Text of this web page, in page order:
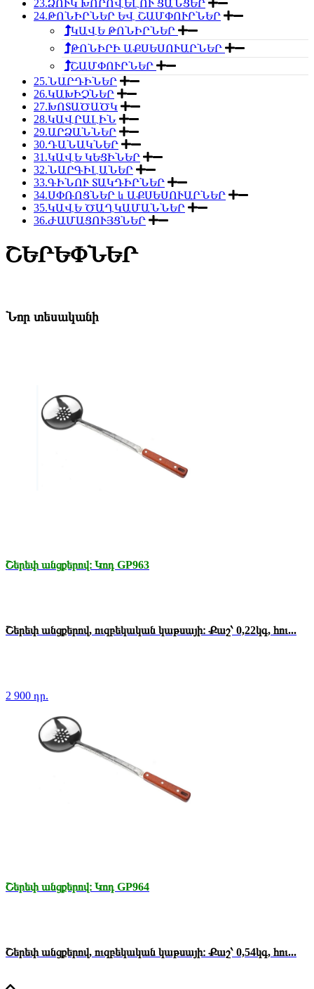
23.ՁՈՒԿ ԽՈՐՈՎԵԼՈՒ ՑԱՆՑԵՐ
24.ԹՈՆԻՐՆԵՐ ԵՎ ՇԱՄՓՈՒՐՆԵՐ
ԿԱՎԵ ԹՈՆԻՐՆԵՐ
ԹՈՆԻՐԻ ԱՔՍԵՍՈՒԱՐՆԵՐ
ՇԱՄՓՈՒՐՆԵՐ
25.ՆԱՐԴԻՆԵՐ
26.ԿԱԽԻՉՆԵՐ
27.ԽՈՏԱԾԱԾԿ
28.ԿԱՎՐԱԼԻՆ
29.ԱՐՁԱՆՆԵՐ
30.ԴԱՆԱԿՆԵՐ
31.ԿԱՎԵ ԿԵՑԻՆԵՐ
32.ՆԱՐԳԻԼԱՆԵՐ
33.ԳԻՆՈՒ ՏԱԿԴԻՐՆԵՐ
34.ՍՓՌՈՑՆԵՐ և ԱՔՍԵՍՈՒԱՐՆԵՐ
35.ԿԱՎԵ ԾԱՂԿԱՄԱՆՆԵՐ
36.ԺԱՄԱՑՈՒՅՑՆԵՐ
ՇԵՐԵՓՆԵՐ
Նոր տեսականի
Շերեփ անցքերով։ Կոդ GP963
Շերեփ անցքերով, ուզբեկական կաթսայի։ Քաշ՝ 0,22կգ, հու...
2 900 դր.
Շերեփ անցքերով։ Կոդ GP964
Շերեփ անցքերով, ուզբեկական կաթսայի։ Քաշ՝ 0,54կգ, հու...